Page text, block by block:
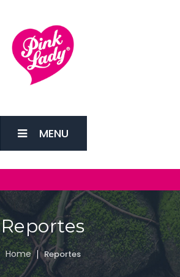
MENU
Reportes
Home Reportes